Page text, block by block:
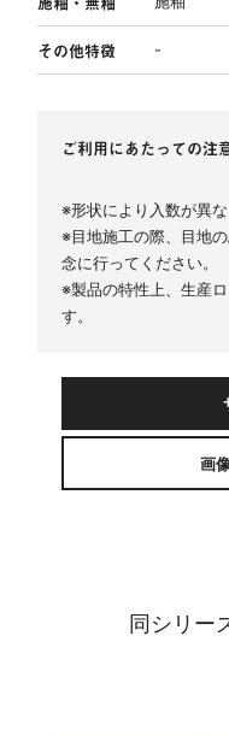
その他特徴 -
ご利用にあたっての注
※形状により入数が異な
※目地施工の際、目地
念に行ってください。
※製品の特性上、生産
す。
画
同シリー